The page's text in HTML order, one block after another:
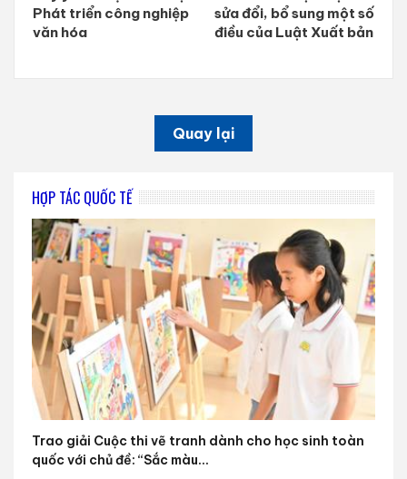
Phát triển công nghiệp
văn hóa
sửa đổi, bổ sung một số
điều của Luật Xuất bản
Quay lại
HỢP TÁC QUỐC TẾ
Trao giải Cuộc thi vẽ tranh dành cho học sinh toàn
quốc với chủ đề: “Sắc màu...